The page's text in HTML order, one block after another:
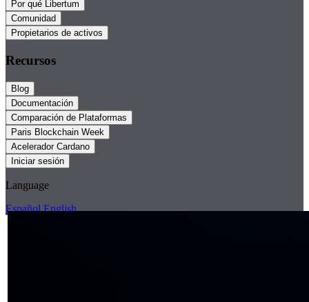
Por qué Libertum
Comunidad
Propietarios de activos
Recursos
Blog
Documentación
Comparación de Plataformas
Paris Blockchain Week
Acelerador Cardano
Iniciar sesión
Language
Español English